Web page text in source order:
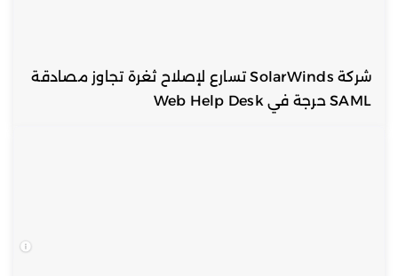
شركة SolarWinds تسارع لإصلاح ثغرة تجاوز مصادقة
SAML حرجة في Web Help Desk